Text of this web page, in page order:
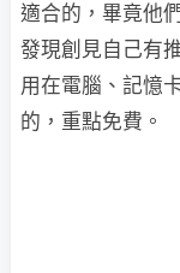
適合的，畢竟他
發現創見自己有
用在電腦、記憶
的，重點免費。